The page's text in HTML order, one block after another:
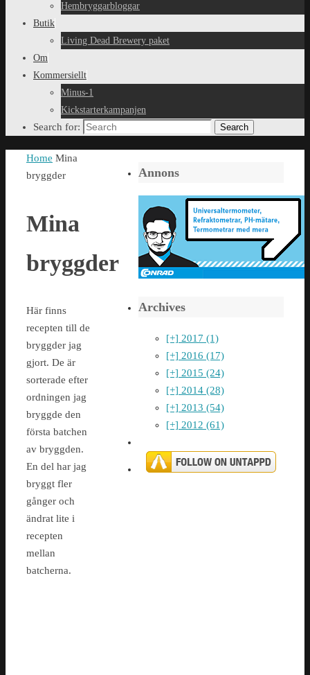
Hembryggarbloggar
Butik
Living Dead Brewery paket
Om
Kommersiellt
Minus-1
Kickstarterkampanjen
Search for: Search
Home Mina
bryggder
Mina
bryggder
Här finns
recepten till de
bryggder jag
gjort. De är
sorterade efter
ordningen jag
bryggde den
första batchen
av bryggden.
En del har jag
bryggt fler
gånger och
ändrat lite i
recepten
mellan
batcherna.
Annons
Archives
[+] 2017 (1)
[+] 2016 (17)
[+] 2015 (24)
[+] 2014 (28)
[+] 2013 (54)
[+] 2012 (61)